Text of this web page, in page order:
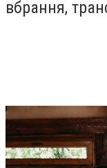
вбрання,